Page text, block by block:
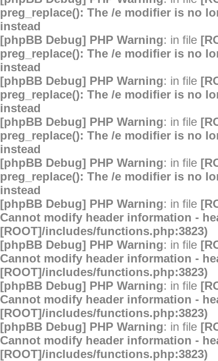
preg_replace(): The /e modifier is no
instead
[phpBB Debug] PHP Warning: in file
preg_replace(): The /e modifier is no
instead
[phpBB Debug] PHP Warning: in file
preg_replace(): The /e modifier is no
instead
[phpBB Debug] PHP Warning: in file
preg_replace(): The /e modifier is no
instead
[phpBB Debug] PHP Warning: in file
preg_replace(): The /e modifier is no
instead
[phpBB Debug] PHP Warning: in file
Cannot modify header information -
[ROOT]/includes/functions.php:3823)
[phpBB Debug] PHP Warning: in file
Cannot modify header information -
[ROOT]/includes/functions.php:3823)
[phpBB Debug] PHP Warning: in file
Cannot modify header information -
[ROOT]/includes/functions.php:3823)
[phpBB Debug] PHP Warning: in file
Cannot modify header information -
[ROOT]/includes/functions.php:3823)